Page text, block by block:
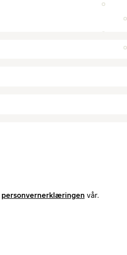
personvernerklæringen vår.